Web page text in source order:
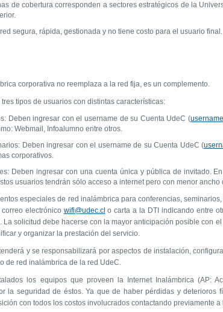
de cobertura corresponden a sectores estratégicos de la
segura, rápida, gestionada y no tiene costo para el usuario final.
corporativa no reemplaza a la red fija, es un complemento.
tipos de usuarios con distintas características:
Deben ingresar con el username de su Cuenta UdeC (
Webmail, Infoalumno entre otros.
Deben ingresar con el username de su Cuenta UdeC (
corporativos.
Deben ingresar con una cuenta única y pública de invitado.
usuarios tendrán sólo acceso a internet pero con menor ancho
especiales de red inalámbrica para conferencias,
electrónico wifi@udec.cl o carta a la DTI indicando entre
La solicitud debe hacerse con la mayor anticipación posible con
y organizar la prestación del servicio.
y se responsabilizará por aspectos de instalación,
de red inalámbrica de la red UdeC.
los equipos que proveen la Internet Inalámbrica (AP:
la seguridad de éstos. Ya que de haber pérdidas y deterioros
con todos los costos involucrados contactando previamente a